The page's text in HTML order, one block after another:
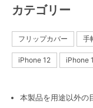
カテゴリー
フリップカバー 手
iPhone 12 iPhone
本製品を用途以外の